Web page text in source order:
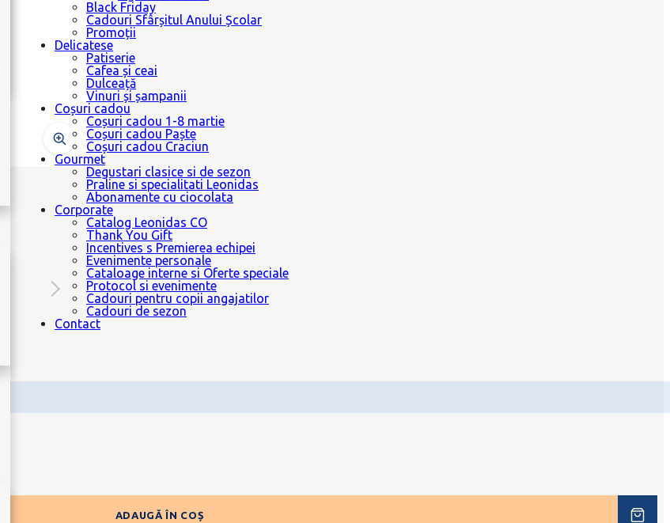
Black Friday
Cadouri Sfârșitul Anului Școlar
Promoții
Delicatese
Patiserie
Cafea și ceai
Dulceață
Vinuri și șampanii
Coșuri cadou
Coșuri cadou 1-8 martie
Coșuri cadou Paște
Coșuri cadou Craciun
Gourmet
Degustari clasice si de sezon
Praline si specialitati Leonidas
Abonamente cu ciocolata
Corporate
Catalog Leonidas CO
Thank You Gift
Incentives s Premierea echipei
Evenimente personale
Cataloage interne si Oferte speciale
Protocol si evenimente
Cadouri pentru copii angajatilor
Cadouri de sezon
Contact
ADAUGĂ ÎN COȘ